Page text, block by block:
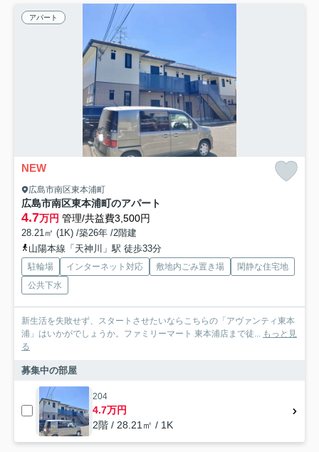
アパート
NEW
広島市南区東本浦町
広島市南区東本浦町のアパート
4.7万円 管理/共益費3,500円
28.21㎡ (1K) /築26年 /2階建
山陽本線「天神川」駅 徒歩33分
駐輪場 インターネット対応 敷地内ごみ置き場
閑静な住宅地
公共下水
新生活を失敗せず、スタートさせたいならこちらの「アヴァンティ東本
浦」はいかがでしょうか。ファミリーマート 東本浦店まで徒...
もっと見
る
募集中の部屋
204
4.7万円
2階 / 28.21㎡ / 1K